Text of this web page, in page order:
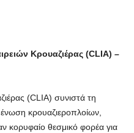
Κρουαζιέρας (CLIA) –
(CLIA) συνιστά τη
κρουαζιεροπλοίων,
κορυφαίο θεσμικό φορέα για